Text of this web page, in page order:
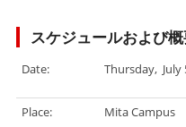
スケジュールおよび
Date: Thursday, July
Place: Mita Campus